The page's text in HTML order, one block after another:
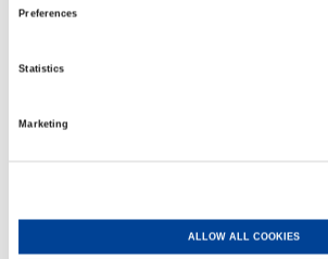
Preferences
Statistics
Marketing
ALLOW ALL COOKIES
5,000 kg